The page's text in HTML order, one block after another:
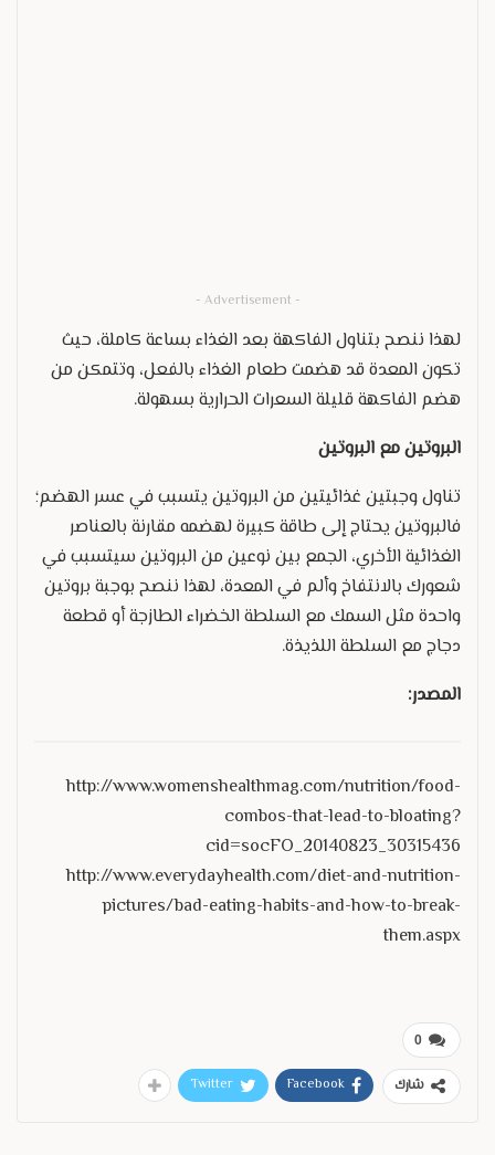
- Advertisement -
لهذا ننصح بتناول الفاكهة بعد الغذاء بساعة كاملة، حيث
تكون المعدة قد هضمت طعام الغذاء بالفعل، وتتمكن من
هضم الفاكهة قليلة السعرات الحرارية بسهولة.
البروتين مع البروتين
تناول وجبتين غذائيتين من البروتين يتسبب في عسر الهضم؛
فالبروتين يحتاج إلى طاقة كبيرة لهضمه مقارنة بالعناصر
الغذائية الأخري، الجمع بين نوعين من البروتين سيتسبب في
شعورك بالانتفاخ وألم في المعدة، لهذا ننصح بوجبة بروتين
واحدة مثل السمك مع السلطة الخضراء الطازجة أو قطعة
دجاج مع السلطة اللذيذة.
المصدر:
http://www.womenshealthmag.com/nutrition/food-
combos-that-lead-to-bloating?
cid=socFO_20140823_30315436
http://www.everydayhealth.com/diet-and-nutrition-
pictures/bad-eating-habits-and-how-to-break-
them.aspx
0
شارك Facebook
Twitter